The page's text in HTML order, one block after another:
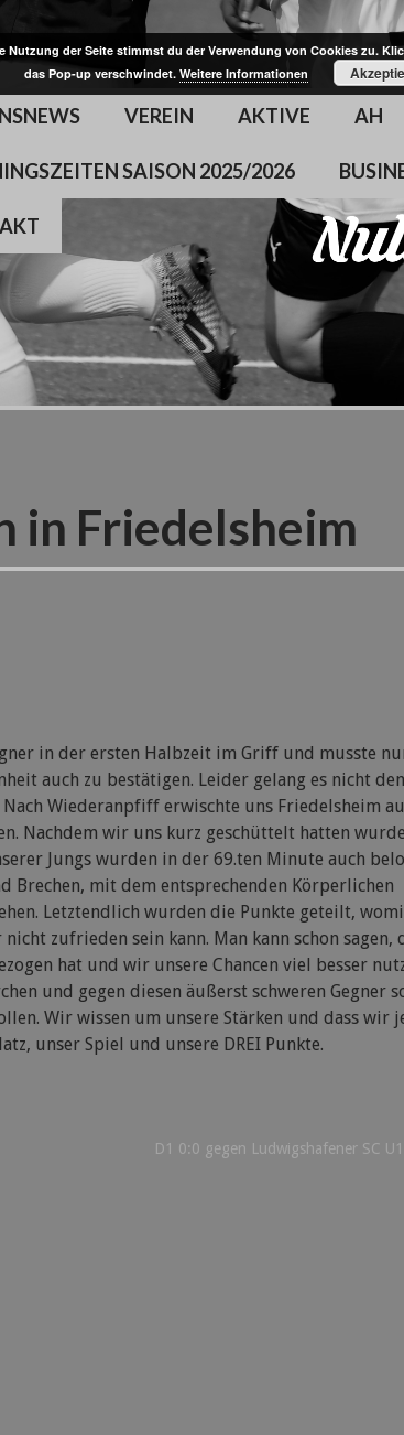
VEREIN AKTIVE AH
SAISON 2025/2026
in Friedelsheim
in der ersten Halbzeit im Griff und musste
auch zu bestätigen. Leider gelang es nicht
Wiederanpfiff erwischte uns Friedelsheim
Nachdem wir uns kurz geschüttelt hatten wurde
Jungs wurden in der 69.ten Minute auch
Brechen, mit dem entsprechenden Körperlichen
Letztendlich wurden die Punkte geteilt,
zufrieden sein kann. Man kann schon sagen,
hat und wir unsere Chancen viel besser
und gegen diesen äußerst schweren Gegner
Wir wissen um unsere Stärken und dass wir
unser Spiel und unsere DREI Punkte.
D1 0:0 gegen Ludwigshafener SC
Nutzung der Seite stimmst du der Verwendung von Cookies zu.
das Pop-up verschwindet. Weitere Informationen